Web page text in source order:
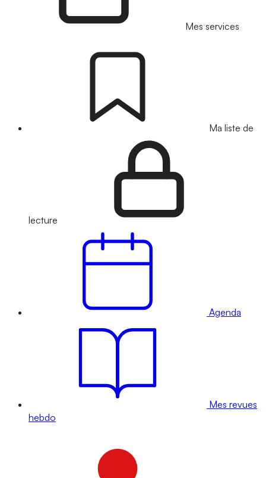
Mes services
Ma liste de
lecture
Agenda
Mes revues
hebdo